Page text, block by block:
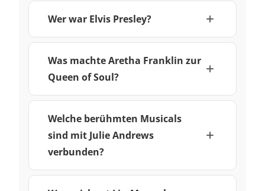
Wer war Elvis Presley?
Was machte Aretha Franklin zur
Queen of Soul?
Welche berühmten Musicals
sind mit Julie Andrews
verbunden?